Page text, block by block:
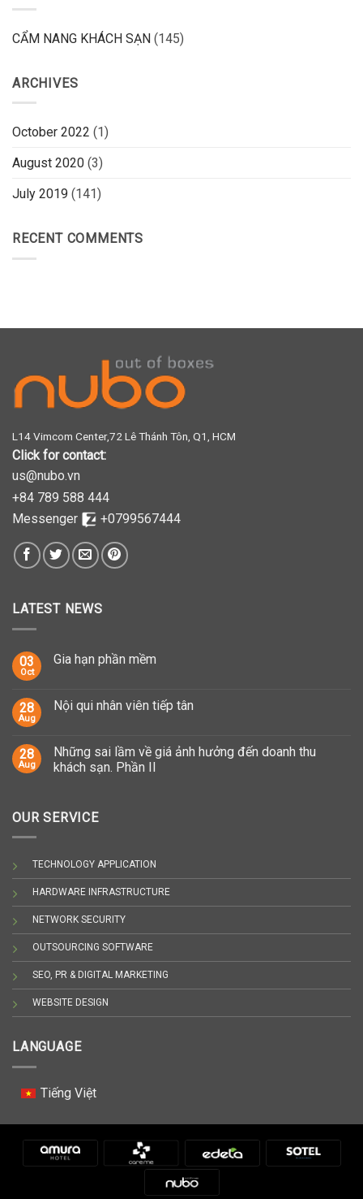
CẨM NANG KHÁCH SẠN (145)
ARCHIVES
October 2022 (1)
August 2020 (3)
July 2019 (141)
RECENT COMMENTS
L14 Vimcom Center,72 Lê Thánh Tôn, Q1, HCM
Click for contact:
us@nubo.vn
+84 789 588 444
Messenger
+0799567444
LATEST NEWS
03
Oct
Gia hạn phần mềm
28
Aug
Nội qui nhân viên tiếp tân
28
Aug
Những sai lầm về giá ảnh hưởng đến doanh thu
khách sạn. Phần II
OUR SERVICE
TECHNOLOGY APPLICATION
HARDWARE INFRASTRUCTURE
NETWORK SECURITY
OUTSOURCING SOFTWARE
SEO, PR & DIGITAL MARKETING
WEBSITE DESIGN
LANGUAGE
Tiếng Việt